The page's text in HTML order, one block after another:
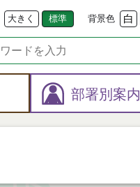
大きく 標準 背景色 白
部署別案内